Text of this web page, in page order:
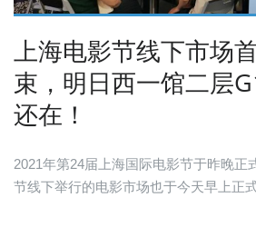
上海电影节线下市场
束，明日西一馆二层
还在！
2021年第24届上海国际电影节于昨晚正
节线下举行的电影市场也于今天早上正式